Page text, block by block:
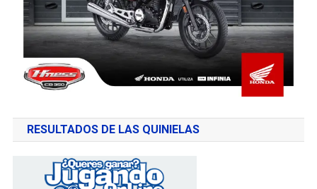
RESULTADOS DE LAS QUINIELAS